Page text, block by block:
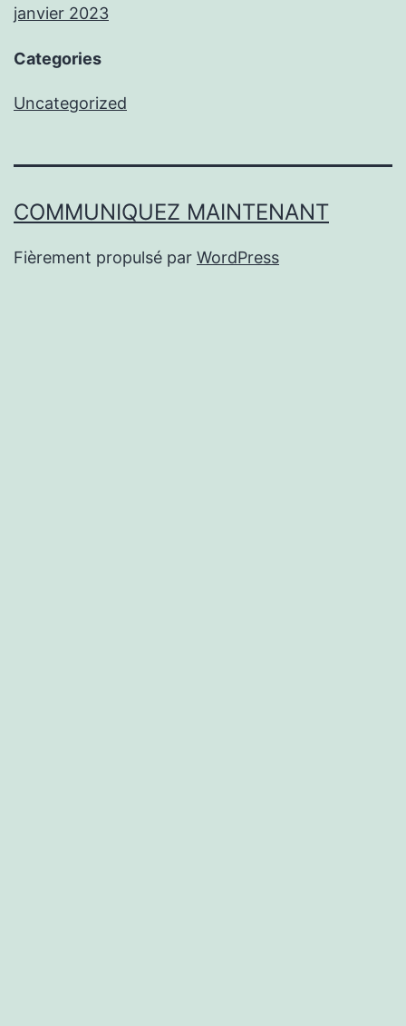
janvier 2023
Categories
Uncategorized
COMMUNIQUEZ MAINTENANT
Fièrement propulsé par WordPress